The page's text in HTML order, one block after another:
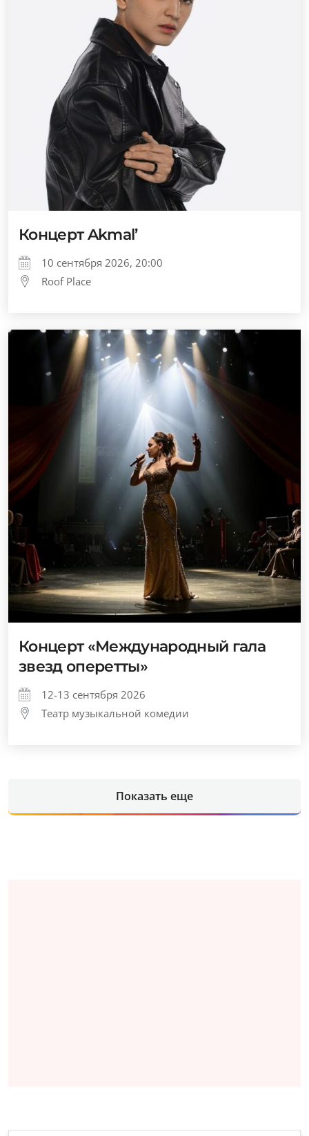
Концерт Akmal’
10 сентября 2026, 20:00
Roof Place
Концерт «Международный гала
звезд оперетты»
12-13 сентября 2026
Театр музыкальной комедии
Показать еще